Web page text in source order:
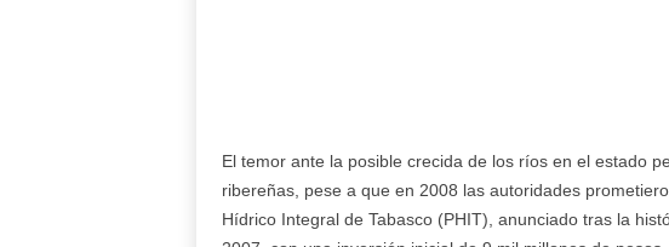
El temor ante la posible crecida de los ríos en el estado
ribereñas, pese a que en 2008 las autoridades
Hídrico Integral de Tabasco (PHIT), anunciado tras la